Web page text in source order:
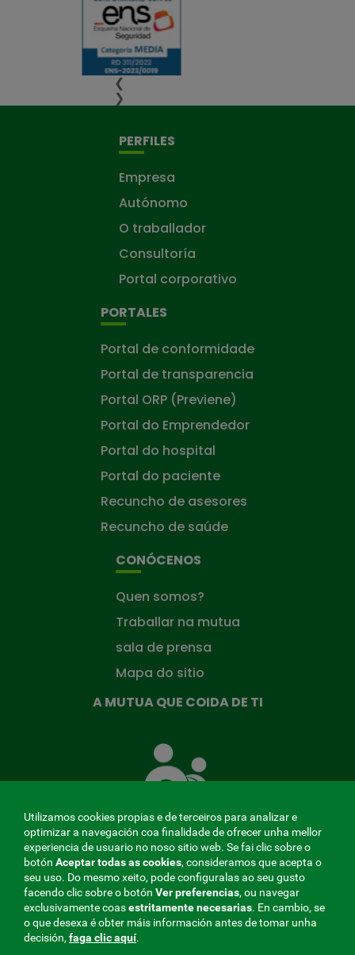
❮
❯
PERFILES
Empresa
Autónomo
O traballador
Consultoría
Portal corporativo
PORTALES
Portal de conformidade
Portal de transparencia
Portal ORP (Previene)
Portal do Emprendedor
Portal do hospital
Portal do paciente
Recuncho de asesores
Recuncho de saúde
CONÓCENOS
Quen somos?
Traballar na mutua
sala de prensa
Mapa do sitio
A MUTUA QUE COIDA DE TI
Mutua
que
MENÚ
REDES
SOCIALES
Utilizamos cookies propias e de terceiros para analizar e
optimizar a navegación coa finalidade de ofrecer unha mellor
experiencia de usuario no noso sitio web. Se fai clic sobre o
botón Aceptar todas as cookies, consideramos que acepta o
seu uso. Do mesmo xeito, pode configuralas ao seu gusto
facendo clic sobre o botón Ver preferencias, ou navegar
exclusivamente coasestritamentenecesarias. En cambio, se
o que desexa é obter máis información antes de tomar unha
decisión, faga clic aquí.